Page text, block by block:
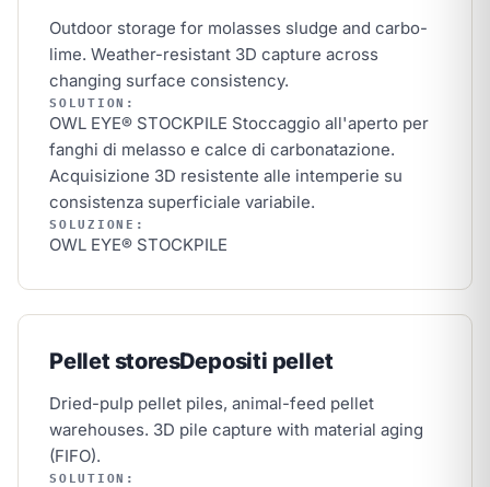
Outdoor storage for molasses sludge and carbo-
lime. Weather-resistant 3D capture across
changing surface consistency.
SOLUTION:
OWL EYE® STOCKPILE Stoccaggio all'aperto per
fanghi di melasso e calce di carbonatazione.
Acquisizione 3D resistente alle intemperie su
consistenza superficiale variabile.
SOLUZIONE:
OWL EYE® STOCKPILE
Pellet storesDepositi pellet
Dried-pulp pellet piles, animal-feed pellet
warehouses. 3D pile capture with material aging
(FIFO).
SOLUTION: